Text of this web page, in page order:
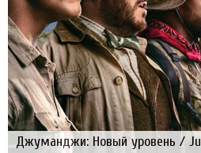
Джуманджи: Новый уровень /